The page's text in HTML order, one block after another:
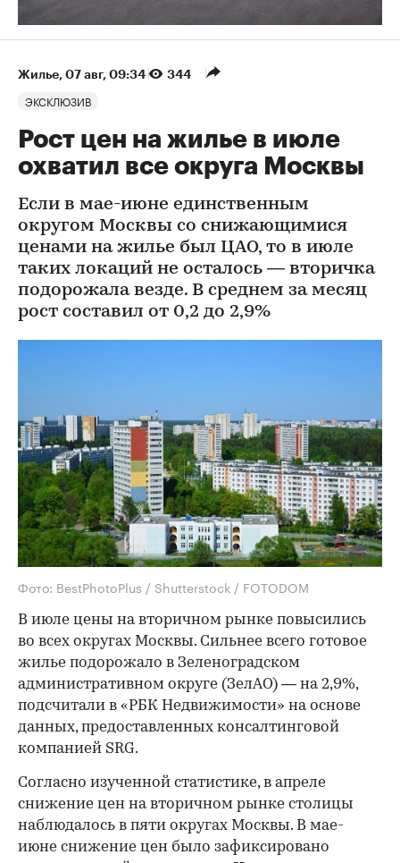
Жилье⁠, 07 авг, 09:34 344
ЭКСКЛЮЗИВ
Рост цен на жилье в июле
охватил все округа Москвы
Если в мае-июне единственным
округом Москвы со снижающимися
ценами на жилье был ЦАО, то в июле
таких локаций не осталось — вторичка
подорожала везде. В среднем за месяц
рост составил от 0,2 до 2,9%
Фото: BestPhotoPlus / Shutterstock / FOTODOM
В июле цены на вторичном рынке повысились
во всех округах Москвы. Сильнее всего готовое
жилье подорожало в Зеленоградском
административном округе (ЗелАО) — на 2,9%,
подсчитали в «РБК Недвижимости» на основе
данных, предоставленных консалтинговой
компанией SRG.
Согласно изученной статистике, в апреле
снижение цен на вторичном рынке столицы
наблюдалось в пяти округах Москвы. В мае-
июне снижение цен было зафиксировано